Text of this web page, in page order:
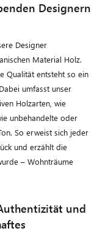
Designern
Designer
Material Holz.
Qualität entsteht so ein
umfasst unser
Holzarten, wie
unbehandelte oder
So erweist sich jeder
und erzählt die
– Wohnträume
und